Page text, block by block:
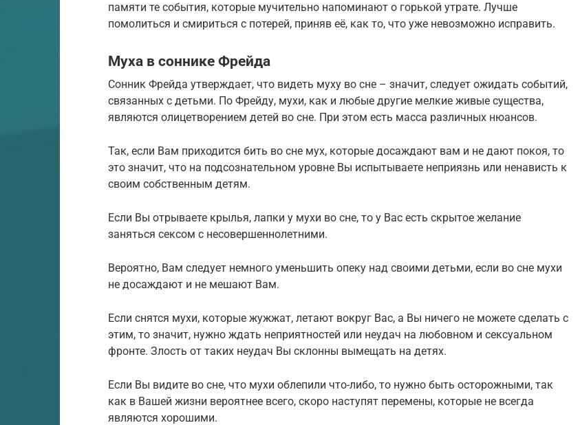
памяти те события, которые мучительно напоминают о горькой утрате. Лучше
помолиться и смириться с потерей, приняв её, как то, что уже невозможно исправить.
Муха в соннике Фрейда
Сонник Фрейда утверждает, что видеть муху во сне – значит, следует ожидать событий,
связанных с детьми. По Фрейду, мухи, как и любые другие мелкие живые существа,
являются олицетворением детей во сне. При этом есть масса различных нюансов.
Так, если Вам приходится бить во сне мух, которые досаждают вам и не дают покоя, то
это значит, что на подсознательном уровне Вы испытываете неприязнь или ненависть к
своим собственным детям.
Если Вы отрываете крылья, лапки у мухи во сне, то у Вас есть скрытое желание
заняться сексом с несовершеннолетними.
Вероятно, Вам следует немного уменьшить опеку над своими детьми, если во сне мухи
не досаждают и не мешают Вам.
Если снятся мухи, которые жужжат, летают вокруг Вас, а Вы ничего не можете сделать с
этим, то значит, нужно ждать неприятностей или неудач на любовном и сексуальном
фронте. Злость от таких неудач Вы склонны вымещать на детях.
Если Вы видите во сне, что мухи облепили что-либо, то нужно быть осторожными, так
как в Вашей жизни вероятнее всего, скоро наступят перемены, которые не всегда
являются хорошими.